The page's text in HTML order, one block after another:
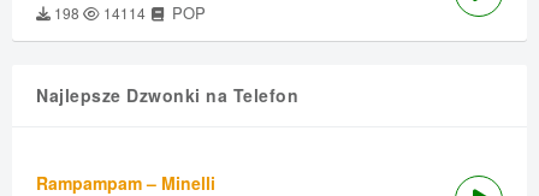
198 14114 POP
Najlepsze Dzwonki na Telefon
Rampampam – Minelli